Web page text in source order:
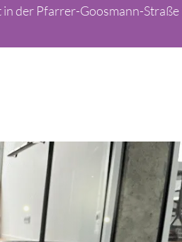
der Pfarrer-Goosmann-Straße